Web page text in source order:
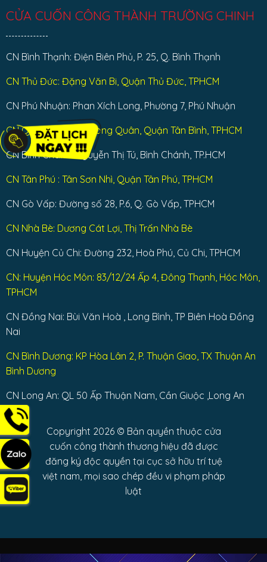
CỬA CUỐN CÔNG THÀNH TRƯỜNG CHINH
CN Bình Thạnh: Điện Biên Phủ, P. 25, Q. Bình Thạnh
CN Thủ Đức: Đặng Văn Bi, Quận Thủ Đức, TPHCM
CN Phú Nhuận: Phan Xích Long, Phường 7, Phú Nhuận
CN Q Tân Bình: Lạc Long Quân, Quận Tân Bình, TPHCM
CN Bình Chánh: Nguyễn Thị Tú, Bình Chánh, TP.HCM
CN Tân Phú : Tân Sơn Nhì, Quận Tân Phú, TPHCM
CN Gò Vấp: Đường số 28, P.6, Q. Gò Vấp, TPHCM
CN Nhà Bè: Dương Cát Lợi, Thị Trấn Nhà Bè
CN Huyện Củ Chi: Đường 232, Hoà Phú, Củ Chi, TPHCM
CN: Huyện Hóc Môn: 83/12/24 Ấp 4, Đông Thạnh, Hóc Môn,
TPHCM
CN Đồng Nai: Bùi Văn Hoà , Long Bình, TP Biên Hoà Đồng
Nai
CN Bình Dương: KP Hòa Lân 2, P. Thuận Giao, TX Thuận An
Bình Dương
CN Long An: QL 50 Ấp Thuận Nam, Cần Giuộc ,Long An
Copyright 2026 © Bản quyền thuộc cửa
cuốn công thành thương hiệu đã được
đăng ký độc quyền tại cục sở hữu trí tuệ
việt nam, mọi sao chép đều vi phạm pháp
luật